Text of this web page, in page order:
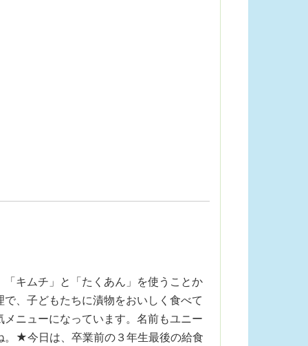
キムチ」と「たくあん」を使うことか
、子どもたちに漬物をおいしく食べて
ニューになっています。名前もユニー
。★今日は、卒業前の３年生最後の給食